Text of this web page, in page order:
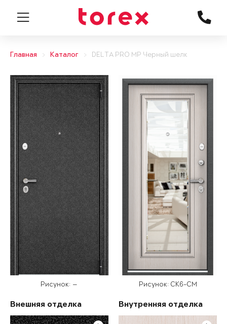
Главная Каталог DELTA PRO MP Черный шелк
Рисунок: —
Внешняя отделка
Рисунок: СК6-СМ
Внутренняя отделка